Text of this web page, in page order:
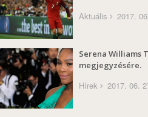
Aktuális 2017.
Serena Williams
megjegyzésére.
Hírek 2017. 06.